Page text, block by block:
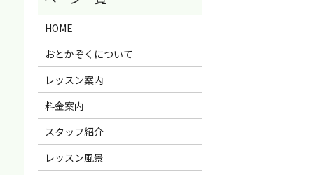
HOME
おとかぞくについて
レッスン案内
料金案内
スタッフ紹介
レッスン風景